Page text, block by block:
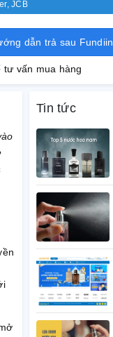
JCB
dẫn trả sau Fundiin
vấn mua hàng
Tin tức